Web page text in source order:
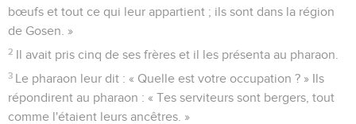
bœufs et tout ce qui leur appartient ; ils sont dans la région
de Gosen. »
2 Il avait pris cinq de ses frères et il les présenta au pharaon.
3 Le pharaon leur dit : « Quelle est votre occupation ? » Ils
répondirent au pharaon : « Tes serviteurs sont bergers, tout
comme l'étaient leurs ancêtres. »